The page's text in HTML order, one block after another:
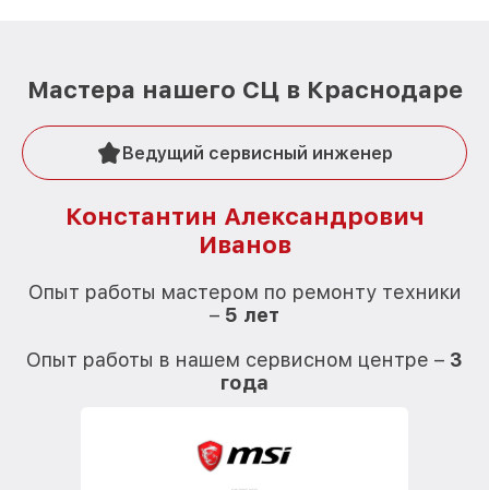
Мастера нашего СЦ в Краснодаре
Ведущий сервисный инженер
Константин Александрович
Иванов
Опыт работы мастером по ремонту техники
– 5 лет
Опыт работы в нашем сервисном центре – 3
года